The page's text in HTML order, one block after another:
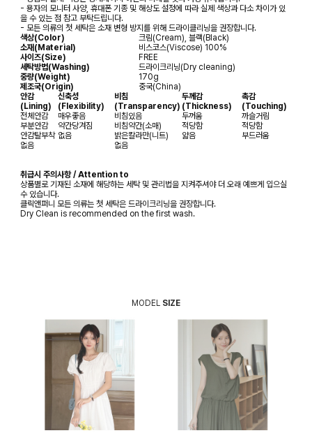
- 용자의 모니터 사양, 휴대폰 기종 및 해상도 설정에 따라 실제 색상과 다소 차이가 있
을 수 있는 점 참고 부탁드립니다.
- 모든 의류의 첫 세탁은 소재 변형 방지를 위해 드라이클리닝을 권장합니다.
색상(Color)
크림(Cream), 블랙(Black)
소재(Material)
비스코스(Viscose) 100%
사이즈(Size)
FREE
세탁방법(Washing)
드라이크리닝(Dry cleaning)
중량(Weight)
170g
제조국(Origin)
중국(China)
안감
(Lining)
신축성
(Flexibility)
비침
(Transparency)
두께감
(Thickness)
촉감
(Touching)
전체안감
매우좋음 비침있음 두꺼움
까슬거림
부분안감
약간당겨짐 비침약간(소매) 적당함
적당함
안감탈부착 없음 밝은칼라만(니트) 얇음
부드러움
없음
없음
취급시 주의사항 / Attention to
상품별로 기재된 소재에 해당하는 세탁 및 관리법을 지켜주셔야 더 오래 예쁘게 입으실
수 있습니다.
클릭앤퍼니 모든 의류는 첫 세탁은 드라이크리닝을 권장합니다.
Dry Clean is recommended on the first wash.
MODEL SIZE